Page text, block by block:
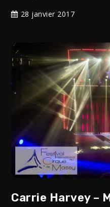
28 janvier 2017
Carrie Harvey –